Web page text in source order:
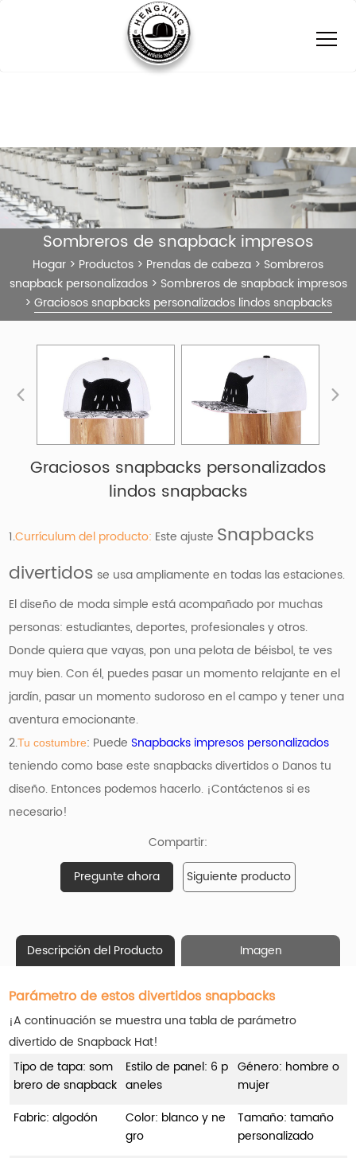
Sombreros de snapback impresos
Hogar > Productos > Prendas de cabeza > Sombreros
snapback personalizados> Sombreros de snapback impresos
> Graciosos snapbacks personalizados lindos snapbacks
Graciosos snapbacks personalizados
lindos snapbacks
1.Currículum del producto: Este ajuste Snapbacks
divertidos se usa ampliamente en todas las estaciones.
El diseño de moda simple está acompañado por muchas
personas: estudiantes, deportes, profesionales y otros.
Donde quiera que vayas, pon una pelota de béisbol, te ves
muy bien. Con él, puedes pasar un momento relajante en el
jardín, pasar un momento sudoroso en el campo y tener una
aventura emocionante.
2.Tu costumbre: PuedeSnapbacks impresos personalizados
teniendo como base este snapbacks divertidos o Danos tu
diseño. Entonces podemos hacerlo. ¡Contáctenos si es
necesario!
Compartir:
Pregunte ahora
Siguiente producto
Descripción del Producto Imagen
Parámetro de estos divertidos snapbacks
¡A continuación se muestra una tabla de parámetro
divertido de Snapback Hat!
Tipo de tapa: som
brero de snapback
Estilo de panel: 6 p
aneles
Género: hombre o
mujer
Fabric: algodón
Color: blanco y ne
gro
Tamaño: tamaño
personalizado